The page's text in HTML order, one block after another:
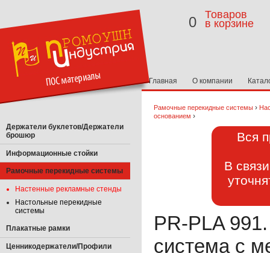
Держатели буклетов/Держатели
брошюр
Информационные стойки
Рамочные перекидные системы
Настенные рекламные стенды
Настольные перекидные
системы
Плакатные рамки
Ценникодержатели/Профили
0 Товаров
в корзине
Главная О компании
Рамочные перекидные системы ›
основанием ›
Вся
В
PR-PLA
система с